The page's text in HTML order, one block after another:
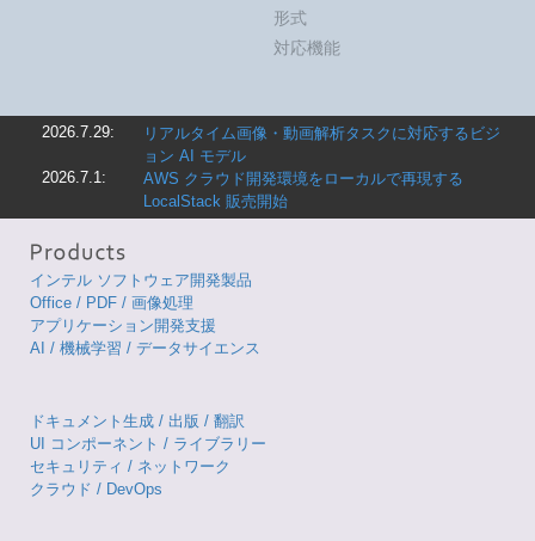
形式
対応機能
2026.7.29:
リアルタイム画像・動画解析タスクに対応するビジ
ョン AI モデル
2026.7.1:
AWS クラウド開発環境をローカルで再現する
LocalStack 販売開始
インテル ソフトウェア開発製品
Office / PDF / 画像処理
アプリケーション開発支援
AI / 機械学習 / データサイエンス
ドキュメント生成 / 出版 / 翻訳
UI コンポーネント / ライブラリー
セキュリティ / ネットワーク
クラウド / DevOps